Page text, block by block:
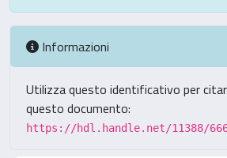
Informazioni
Utilizza questo identificativo per
questo documento:
https://hdl.handle.net/11388/